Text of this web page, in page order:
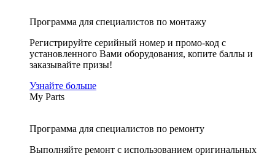
Программа для специалистов по монтажу
Регистрируйте серийный номер и промо-код с
установленного Вами оборудования, копите баллы и
заказывайте призы!
Узнайте больше
My Parts
Программа для специалистов по ремонту
Выполняйте ремонт с использованием оригинальных